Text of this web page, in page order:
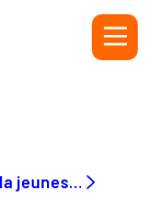
Personnel de la protection judiciaire de la jeunesse (PJJ) ou du secteur associatif habilité (SAH) et de l’Éducation nationale
ET
DE LA
HABILITÉ